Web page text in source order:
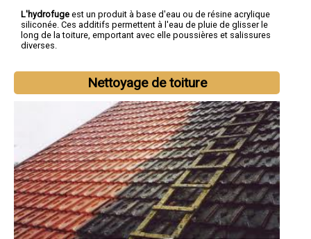
L'hydrofuge est un produit à base d'eau ou de résine acrylique
siliconée. Ces additifs permettent à l'eau de pluie de glisser le
long de la toiture, emportant avec elle poussières et salissures
diverses.
Nettoyage de toiture